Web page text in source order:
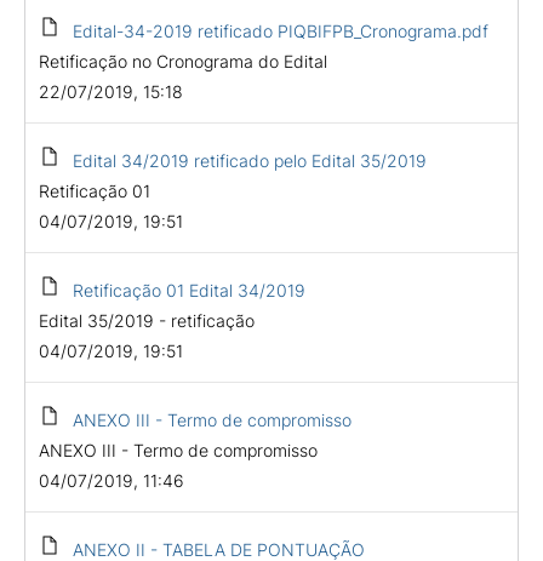
Edital-34-2019 retificado PIQBIFPB_Cronograma.pdf
Retificação no Cronograma do Edital
22/07/2019, 15:18
Edital 34/2019 retificado pelo Edital 35/2019
Retificação 01
04/07/2019, 19:51
Retificação 01 Edital 34/2019
Edital 35/2019 - retificação
04/07/2019, 19:51
ANEXO III - Termo de compromisso
ANEXO III - Termo de compromisso
04/07/2019, 11:46
ANEXO II - TABELA DE PONTUAÇÃO